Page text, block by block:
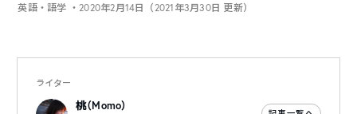
英語・語学 ・2020年2月14日（2021年3月30日 更新）
ライター
桃（Momo）